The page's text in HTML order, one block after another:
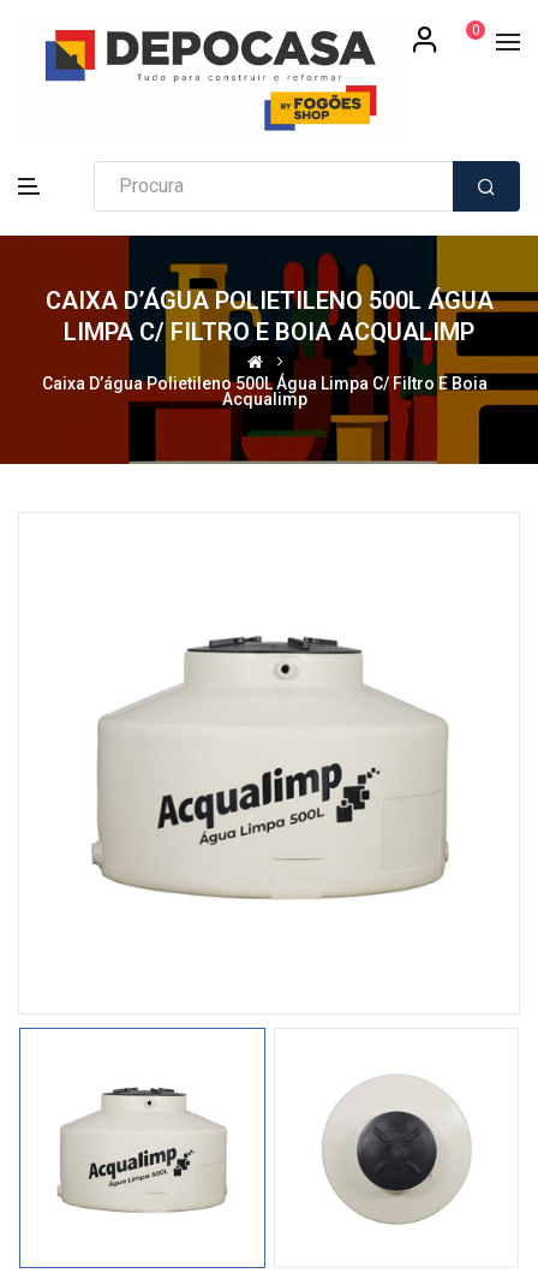
0
CAIXA D’ÁGUA POLIETILENO 500L ÁGUA
LIMPA C/ FILTRO E BOIA ACQUALIMP
Caixa D’água Polietileno 500L Água Limpa C/ Filtro E Boia
Acqualimp